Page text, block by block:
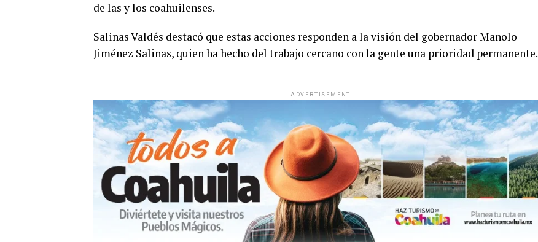
de las y los coahuilenses.
Salinas Valdés destacó que estas acciones responden a la visión del gobernador Manolo
Jiménez Salinas, quien ha hecho del trabajo cercano con la gente una prioridad permanente.
ADVERTISEMENT